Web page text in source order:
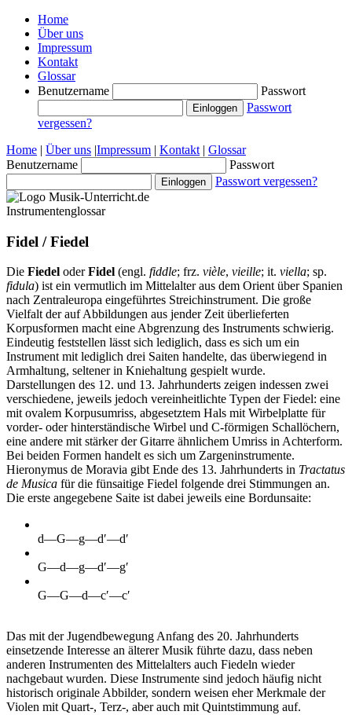
Home
Über uns
Impressum
Kontakt
Glossar
Benutzername
Passwort
Passwort
vergessen?
Home | Über uns |Impressum | Kontakt | Glossar
Benutzername
Passwort
Passwort vergessen?
Instrumentenglossar
Fidel / Fiedel
Die Fiedel oderFidel (engl. fiddle; frz. vièle, vieille; it. viella; sp.
fidula) ist ein vermutlich im Mittelalter aus dem Orient über Spanien
nach Zentraleuropa eingeführtes Streichinstrument. Die große
Vielfalt der auf Abbildungen aus jender Zeit überlieferten
Korpusformen macht eine Abgrenzung des Instruments schwierig.
Eindeutig feststellen lässt sich lediglich, dass es sich um ein
Instrument mit lediglich drei Saiten handelte, das überwiegend in
Armhaltung, seltener in Kniehaltung gespielt wurde.
Darstellungen des 12. und 13. Jahrhunderts zeigen indessen zwei
verschiedene, jeweils jedoch vereinheitlichte Typen der Fiedel: eine
mit ovalem Korpusumriss, abgesetztem Hals mit Wirbelplatte für
vorder- oder hinterständische Wirbel und C-förmigen Schallöchern,
eine andere mit stärker der Gitarre ähnlichem Umriss in Achterform.
Bei beiden Formen handelt es sich um Zargeninstrumente.
Hieronymus de Moravia gibt Ende des 13. Jahrhunderts in Tractatus
de Musica für die fünsaitige Fiedel folgende drei Stimmungen an.
Die erste angegebene Saite ist dabei jeweils eine Bordunsaite:
d—G—g—d′—d′
G—d—g—d′—g′
G—G—d—c′—c′
Das mit der Jugendbewegung Anfang des 20. Jahrhunderts
einsetzende Interesse an älterer Musik führte dazu, dass neben
anderen Instrumenten des Mittelalters auch Fiedeln wieder
nachgebaut wurden. Diese Instrumente sind jedoch häufig nicht
historisch originale Abbilder, sondern weisen eher Merkmale der
Violen mit Quart-, Terz-, aber auch mit Quintstimmung auf.